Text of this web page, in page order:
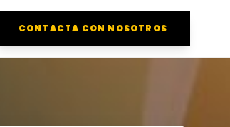
CONTACTA CON NOSOTROS